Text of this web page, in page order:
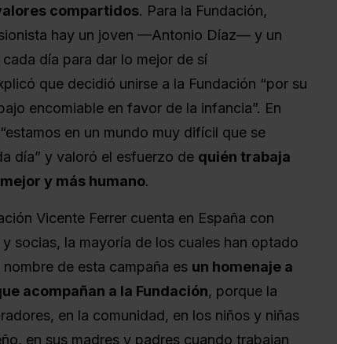
compartidos. Para la Fundación,
hay un joven —Antonio Díaz— y un
día para dar lo mejor de sí
que decidió unirse a la Fundación “por su
encomiable en favor de la infancia”. En
en un mundo muy difícil que se
día” y valoró el esfuerzo de quién trabaja
y más humano.
Vicente Ferrer cuenta en España con
socias, la mayoría de los cuales han optado
de esta campaña es un homenaje a
acompañan a la Fundación, porque la
en la comunidad, en los niños y niñas
en sus madres y padres cuando trabajan